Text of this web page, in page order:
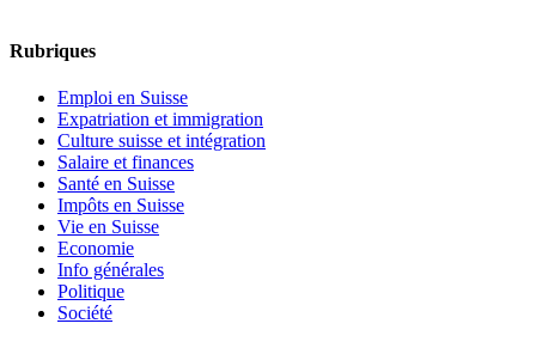
Rubriques
Emploi en Suisse
Expatriation et immigration
Culture suisse et intégration
Salaire et finances
Santé en Suisse
Impôts en Suisse
Vie en Suisse
Economie
Info générales
Politique
Société